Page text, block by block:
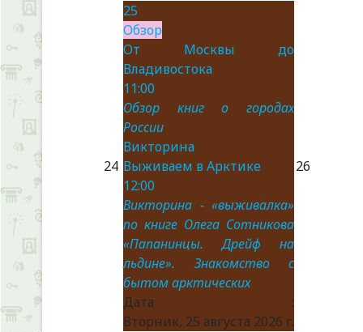
24
25
Обзор
От Москвы до
Владивостока
11:00
Обзор книг о городах
России
Викторина
Выживаем в Арктике
12:00
Викторина - «выживалка»
по книге Олега Сотникова
«Папанинцы. Дрейф на
льдине». Знакомство с
бытом арктических
Дата :
Вторник, 25 августа 2026 г.
26